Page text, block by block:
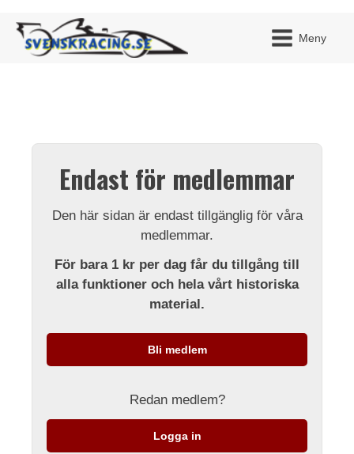
Meny
Endast för medlemmar
Den här sidan är endast tillgänglig för våra
medlemmar.
För bara 1 kr per dag får du tillgång till
alla funktioner och hela vårt historiska
material.
Bli medlem
Redan medlem?
Logga in